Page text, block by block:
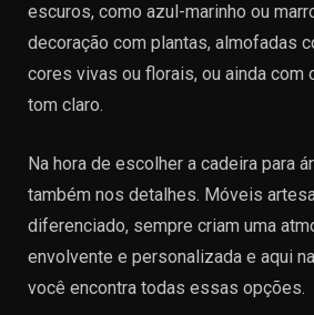
escuros, como azul-marinho ou
decoração com plantas, almofadas
cores vivas ou florais, ou ainda com
tom claro.
Na hora de escolher a cadeira para
também nos detalhes. Móveis
diferenciado, sempre criam uma
envolvente e personalizada e aqui
você encontra todas essas opções.